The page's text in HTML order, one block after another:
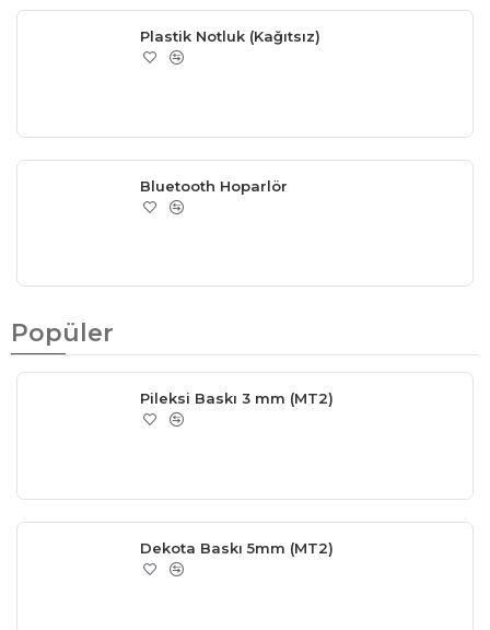
Plastik Notluk (Kağıtsız)
Bluetooth Hoparlör
Popüler
Pileksi Baskı 3 mm (MT2)
Dekota Baskı 5mm (MT2)